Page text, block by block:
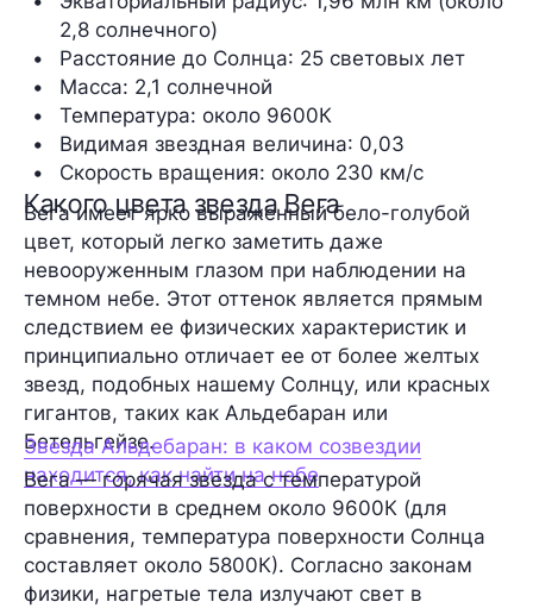
2,8 солнечного)
Расстояние до Солнца: 25 световых лет
Масса: 2,1 солнечной
Температура: около 9600К
Видимая звездная величина: 0,03
Скорость вращения: около 230 км/с
Какого цвета звезда Вега
Вега имеет ярко выраженный бело-голубой
цвет, который легко заметить даже
невооруженным глазом при наблюдении на
темном небе. Этот оттенок является прямым
следствием ее физических характеристик и
принципиально отличает ее от более желтых
звезд, подобных нашему Солнцу, или красных
гигантов, таких как Альдебаран или
Бетельгейзе.
Звезда Альдебаран: в каком созвездии
находится, как найти на небе
Вега — горячая звезда с температурой
поверхности в среднем около 9600К (для
сравнения, температура поверхности Солнца
составляет около 5800К). Согласно законам
физики, нагретые тела излучают свет в